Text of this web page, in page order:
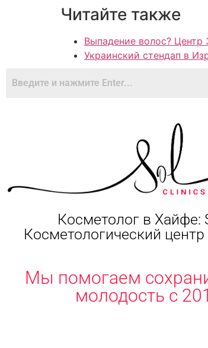
Читайте также
Выпадение волос? Центр
Украинский стендап в
Косметолог в Хайфе:
Косметологический
Мы помогаем
молодость с